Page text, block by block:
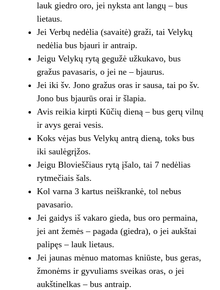
lauk giedro oro, jei nyksta ant langų – bus
lietaus.
Jei Verbų nedėlia (savaitė) graži, tai Velykų
nedėlia bus bjauri ir antraip.
Jeigu Velykų rytą gegužė užkukavo, bus
gražus pavasaris, o jei ne – bjaurus.
Jei iki šv. Jono gražus oras ir sausa, tai po šv.
Jono bus bjaurūs orai ir šlapia.
Avis reikia kirpti Kūčių dieną – bus gerų vilnų
ir avys gerai vesis.
Koks vėjas bus Velykų antrą dieną, toks bus
iki saulėgrįžos.
Jeigu Blovieščiaus rytą įšalo, tai 7 nedėlias
rytmečiais šals.
Kol varna 3 kartus neiškrankė, tol nebus
pavasario.
Jei gaidys iš vakaro gieda, bus oro permaina,
jei ant žemės – pagada (giedra), o jei aukštai
palipęs – lauk lietaus.
Jei jaunas mėnuo matomas kniūste, bus geras,
žmonėms ir gyvuliams sveikas oras, o jei
aukštinelkas – bus antraip.